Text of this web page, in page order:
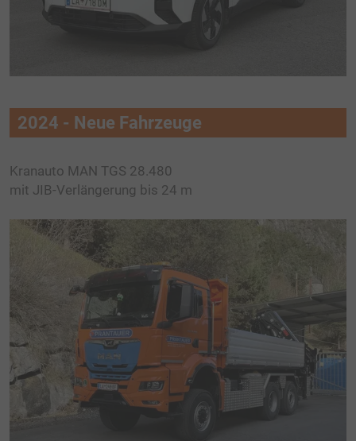
ABFALLWIRTSCHAFTSZENTRUM AWZ
BEHÄLTER, SÄCKE UND ZUBEHÖR
ENTRÜMPELUNGEN
EVENTENTSORGUNG
HAUSMÜLLSAMMLUNG
BODENAUSHUBDEPONIE
PREISLISTEN
LEISTUNGSERKLÄRUNGEN
DOWNLOADS
FREIE STELLEN
KONTAKT
2024 - Neue Fahrzeuge
Kranauto MAN TGS 28.480
mit JIB-Verlängerung bis 24 m